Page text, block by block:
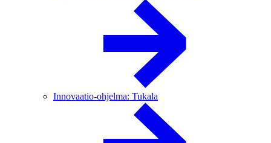
Innovaatio-ohjelma: Tukala